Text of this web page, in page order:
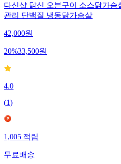
다신샵 닭신 오븐구이 소스닭가슴
관리 단백질 냉동닭가슴살
42,000원
20%33,500원
4.0
(1)
1,005 적립
무료배송